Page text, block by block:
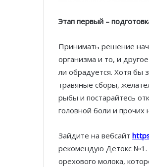
Этап первый –
Принимать решение
организма и то, и
ли обрадуется. Хотя бы
травяные сборы,
рыбы и постарайтесь
головной боли и прочих
Зайдите на вебсайт
рекомендую Детокс №1.
орехового молока,